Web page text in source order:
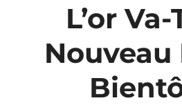
SUIVI KIT POSTAL
L’or